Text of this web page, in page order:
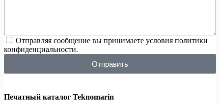
Отправляя сообщение вы принимаете условия политики
конфиденциальности.
Отправить
Печатный каталог Teknomarin